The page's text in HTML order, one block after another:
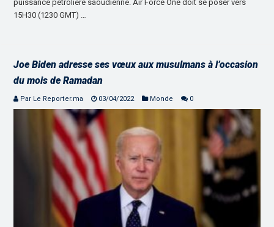
puissance pétrolière saoudienne. Air Force One doit se poser vers
15H30 (1230 GMT) …
Joe Biden adresse ses vœux aux musulmans à l’occasion
du mois de Ramadan
Par Le Reporter.ma 03/04/2022 Monde 0